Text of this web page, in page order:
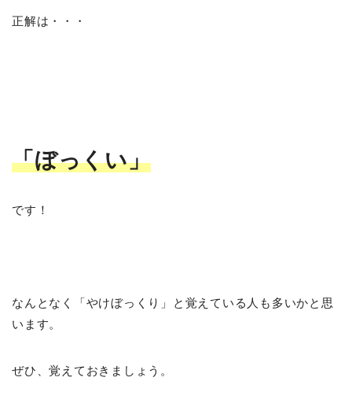
正解は・・・
「ぼっくい」
です！
なんとなく「やけぼっくり」と覚えている人も多いかと思
います。
ぜひ、覚えておきましょう。